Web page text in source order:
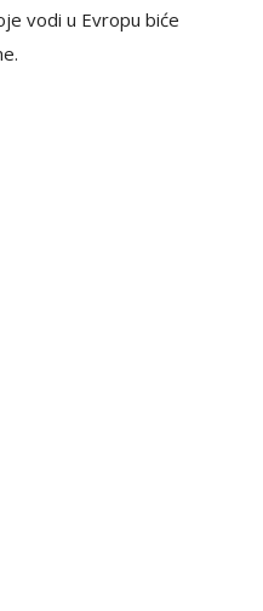
vodi u Evropu biće